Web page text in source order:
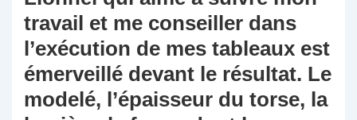
travail et me conseiller dans
l’exécution de mes tableaux est
émerveillé devant le résultat. Le
modelé, l’épaisseur du torse, la